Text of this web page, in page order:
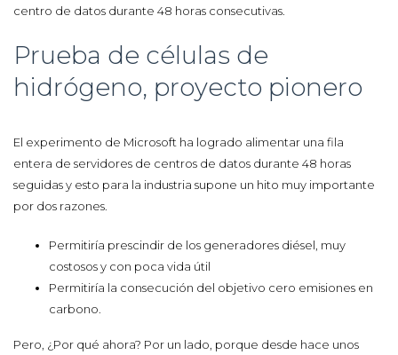
centro de datos durante 48 horas consecutivas.
Prueba de células de
hidrógeno, proyecto pionero
El experimento de Microsoft ha logrado alimentar una fila
entera de servidores de centros de datos durante 48 horas
seguidas y esto para la industria supone un hito muy importante
por dos razones.
Permitiría prescindir de los generadores diésel, muy
costosos y con poca vida útil
Permitiría la consecución del objetivo cero emisiones en
carbono.
Pero, ¿Por qué ahora? Por un lado, porque desde hace unos